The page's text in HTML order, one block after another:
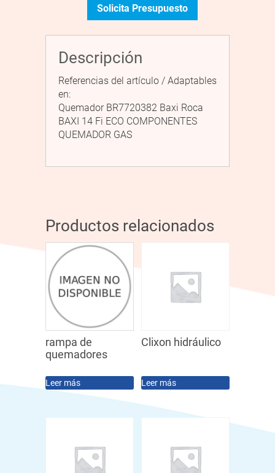
Solicita Presupuesto
Descripción
Referencias del artículo / Adaptables
en:
Quemador BR7720382 Baxi Roca
BAXI 14 Fi ECO COMPONENTES
QUEMADOR GAS
Productos relacionados
rampa de
quemadores
Leer más
Clixon hidráulico
Leer más